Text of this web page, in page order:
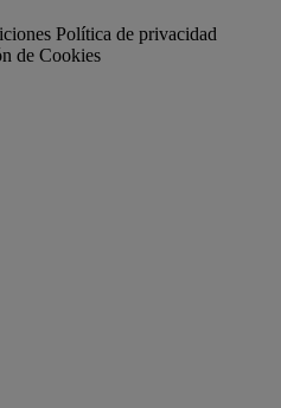
Política de privacidad
de Cookies